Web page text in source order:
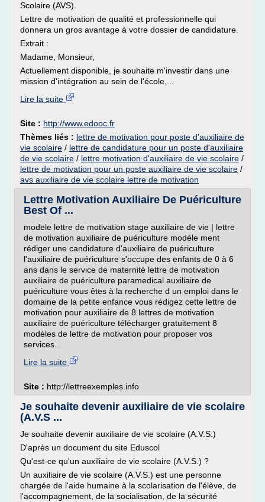
Scolaire (AVS).
Lettre de motivation de qualité et professionnelle qui
donnera un gros avantage à votre dossier de candidature.
Extrait :
Madame, Monsieur,
Actuellement disponible, je souhaite m'investir dans une
mission d'intégration au sein de l'école,...
Lire la suite
Site : http://www.edooc.fr
Thèmes liés : lettre de motivation pour poste d'auxiliaire de
vie scolaire / lettre de candidature pour un poste d'auxiliaire
de vie scolaire / lettre motivation d'auxiliaire de vie scolaire /
lettre de motivation pour un poste auxiliaire de vie scolaire /
avs auxiliaire de vie scolaire lettre de motivation
Lettre Motivation Auxiliaire De Puériculture
Best Of ...
modele lettre de motivation stage auxiliaire de vie | lettre
de motivation auxiliaire de puériculture modèle ment
rédiger une candidature d'auxiliaire de puériculture
l'auxiliaire de puériculture s'occupe des enfants de 0 à 6
ans dans le service de maternité lettre de motivation
auxiliaire de puériculture paramedical auxiliaire de
puériculture vous êtes à la recherche d un emploi dans le
domaine de la petite enfance vous rédigez cette lettre de
motivation pour auxiliaire de 8 lettres de motivation
auxiliaire de puériculture télécharger gratuitement 8
modèles de lettre de motivation pour proposer vos
services...
Lire la suite
Site : http://lettreexemples.info
Je souhaite devenir auxiliaire de vie scolaire
(A.V.S ...
Je souhaite devenir auxiliaire de vie scolaire (A.V.S.)
D'après un document du site Eduscol
Qu'est-ce qu'un auxiliaire de vie scolaire (A.V.S.) ?
Un auxiliaire de vie scolaire (A.V.S.) est une personne
chargée de l'aide humaine à la scolarisation de l'élève, de
l'accompagnement, de la socialisation, de la sécurité